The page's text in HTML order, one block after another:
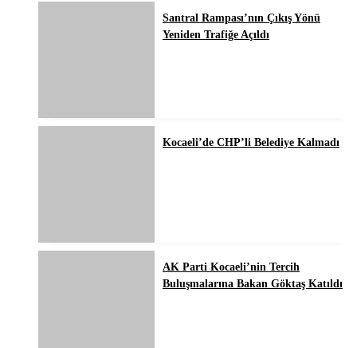
Santral Rampası’nın Çıkış Yönü
Yeniden Trafiğe Açıldı
Kocaeli’de CHP’li Belediye Kalmadı
AK Parti Kocaeli’nin Tercih
Buluşmalarına Bakan Göktaş Katıldı